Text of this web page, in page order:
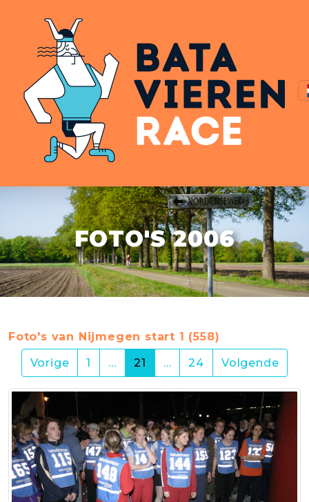
FOTO'S 2006
Foto's van Nijmegen start 1 (558)
Vorige
1 … 21 (current)
… 24 Volgende